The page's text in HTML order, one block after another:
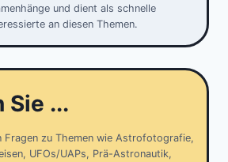
und dient als schnelle
an diesen Themen.
Sie ...
Fragen zu Themen wie Astrofotografie,
UFOs/UAPs, Prä-Astronautik,